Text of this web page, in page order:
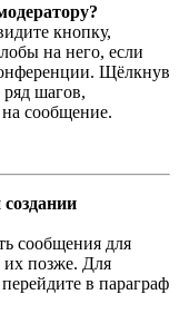
кнопку,
на него, если
Щёлкнув
ряд шагов,
сообщение.
сообщения для
их позже. Для
в параграф